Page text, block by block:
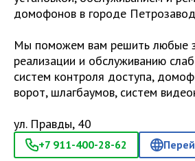
домофонов в городе
Мы поможем вам решить любые
реализации и обслуживанию
систем контроля доступа,
ворот, шлагбаумов, систем
+7 911-400-28-62